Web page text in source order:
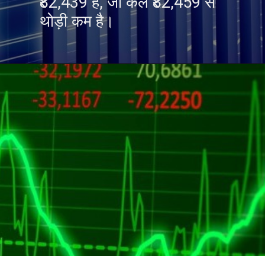
थोड़ी कम है।